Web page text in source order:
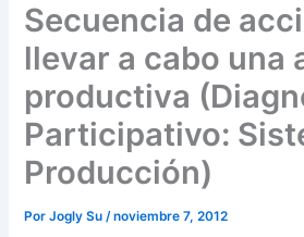
Secuencia de
llevar a cabo una
productiva
Participativo:
Producción)
PorJogly Su/noviembre 7, 2012